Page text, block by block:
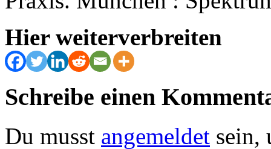
Hier weiterverbreiten
Schreibe einen
Du musst angemeldet sein,